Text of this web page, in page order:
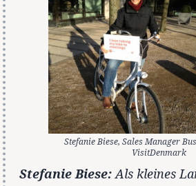
Stefanie Biese, Sales Manager
VisitDenmark
Stefanie Biese:Als kleines